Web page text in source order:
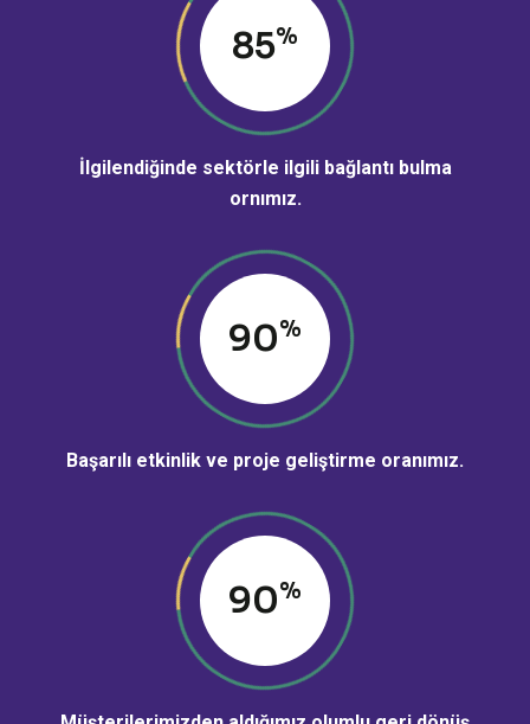
85%
İlgilendiğinde sektörle ilgili bağlantı bulma
ornımız.
90%
Başarılı etkinlik ve proje geliştirme oranımız.
90%